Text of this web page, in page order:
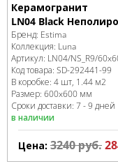
Керамогранит
LN04 Black
Бренд: Estima
Коллекция: Luna
Артикул: LN04/NS_R9/
Код товара: SD-292441-99
В коробке: 4 шт, 1.44 м2
Размер: 600x600 мм
Сроки доставки: 7 - 9 дней
в наличии
Цена: 3240руб.